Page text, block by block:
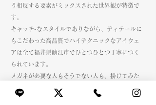
う相反する要素がミックスされた世界観が特徴で
す。
キャッチ-なスタイルでありながら、ディテールに
もこだわった高品質でハイテクニックなアイウェ
アは全て福井県鯖江市でひとつひとつ丁寧につく
られています。
メガネが必要な人もそうでない人も、掛けてみた
い！と思わせる新しい感覚の、新しいメガネ世代
に向けたアイウェアブランドです。